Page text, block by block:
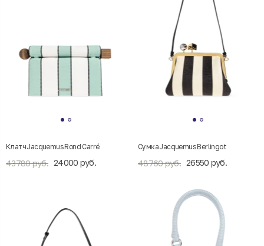
Клатч Jacquemus Rond Carré
43780 руб. 24000 руб.
Сумка Jacquemus Berlingot
48760 руб. 26550 руб.